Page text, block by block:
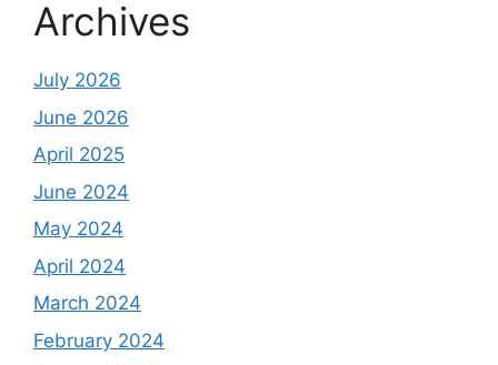
Archives
July 2026
June 2026
April 2025
June 2024
May 2024
April 2024
March 2024
February 2024